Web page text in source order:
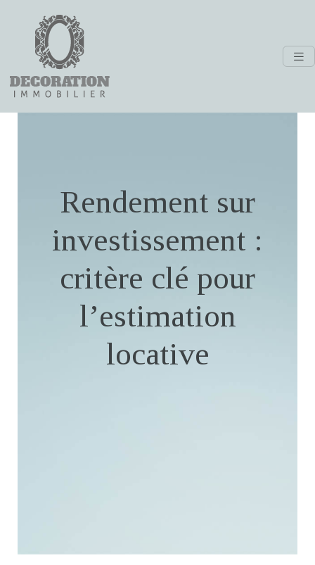
Rendement sur
investissement :
critère clé pour
l’estimation
locative